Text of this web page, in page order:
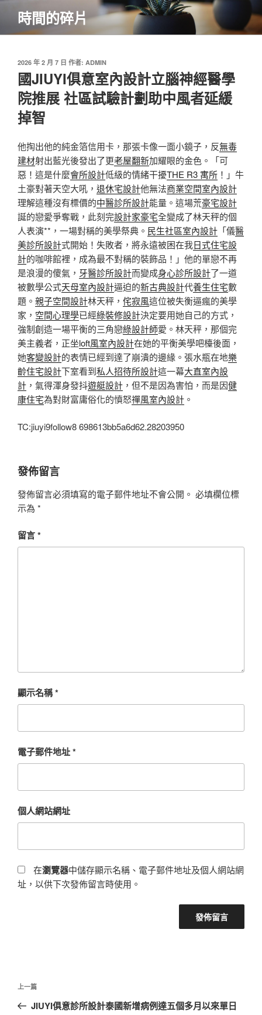
主
時間的碎片
發
佈
於
2026 年 2 月 7 日 作者: ADMIN
國JIUYI俱意室內設計立腦神經醫學
院推展 社區試驗計劃助中風者延緩
掉智
他掏出他的純金箔信用卡，那張卡像一面小鏡子，反無毒
建材射出藍光後發出了更老屋翻新加耀眼的金色。「可
惡！這是什麼會所設計低級的情緒干擾THE R3 寓所 ！」牛
土豪對著天空大吼， 退休宅設計他無法商業空間室內設計
理解這種沒有標價的中醫診所設計能量。這場荒豪宅設計
誕的戀愛爭奪戰，此刻完設計家豪宅全變成了林天秤的個
人表演**，一場對稱的美學祭典。 民生社區室內設計 「儀醫
美診所設計式開始！失敗者，將永遠被困在我日式住宅設
計的咖啡館裡，成為最不對稱的裝飾品！」他的單戀不再
是浪漫的傻氣， 牙醫診所設計而變成身心診所設計了一道
被數學公式天母室內設計逼迫的新古典設計代養生住宅數
題。 親子空間設計林天秤， 侘寂風這位被失衡逼瘋的美學
家， 空間心理學已經綠裝修設計決定要用她自己的方式，
強制創造一場平衡的三角戀綠設計師愛。林天秤，那個完
美主義者，正坐loft風室內設計在她的平衡美學吧檯後面，
她客變設計的表情已經到達了崩潰的邊緣。張水瓶在地樂
齡住宅設計下室看到私人招待所設計這一幕大直室內設
計 ，氣得渾身發抖遊艇設計 ，但不是因為害怕，而是因健
康住宅為對財富庸俗化的憤怒禪風室內設計 。
TC:jiuyi9follow8 698613bb5a6d62.28203950
發佈留言
發佈留言必須填寫的電子郵件地址不會公開。 必填欄位標
示為 *
留言*
顯示名稱*
電子郵件地址*
個人網站網址
在瀏覽器中儲存顯示名稱、電子郵件地址及個人網站網
址，以供下次發佈留言時使用。
文
上
一
上一篇
JIUYI俱意診所設計泰國新增病例達五個多月以來單日